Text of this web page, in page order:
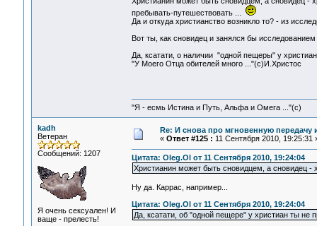
пребывать-путешествовать ...
Да и откуда христианство возникло то? - из
Вот ты, как сновидец и занялся бы
Да, ксатати, о наличии "одной пещеры" у
"У Моего Отца обителей много ..."(с)И.Христос
"Я - есмь Истина и Путь, Альфа и Омега ..."(с)
kadh
Ветеран
Сообщений: 1207
Я очень сексуален! И
ваще - прелесть!
Re: И снова про мгновенную
« Ответ #125 : 11 Сентября 2010, 19:25:31
Цитата: Oleg.Ol от 11 Сентября 2010, 19:24:04
Христианин может быть сновидцем, а сновидец
Ну да. Каррас, например...
Цитата: Oleg.Ol от 11 Сентября 2010, 19:24:04
Да, ксатати, об "одной пещере" у христиан ты не